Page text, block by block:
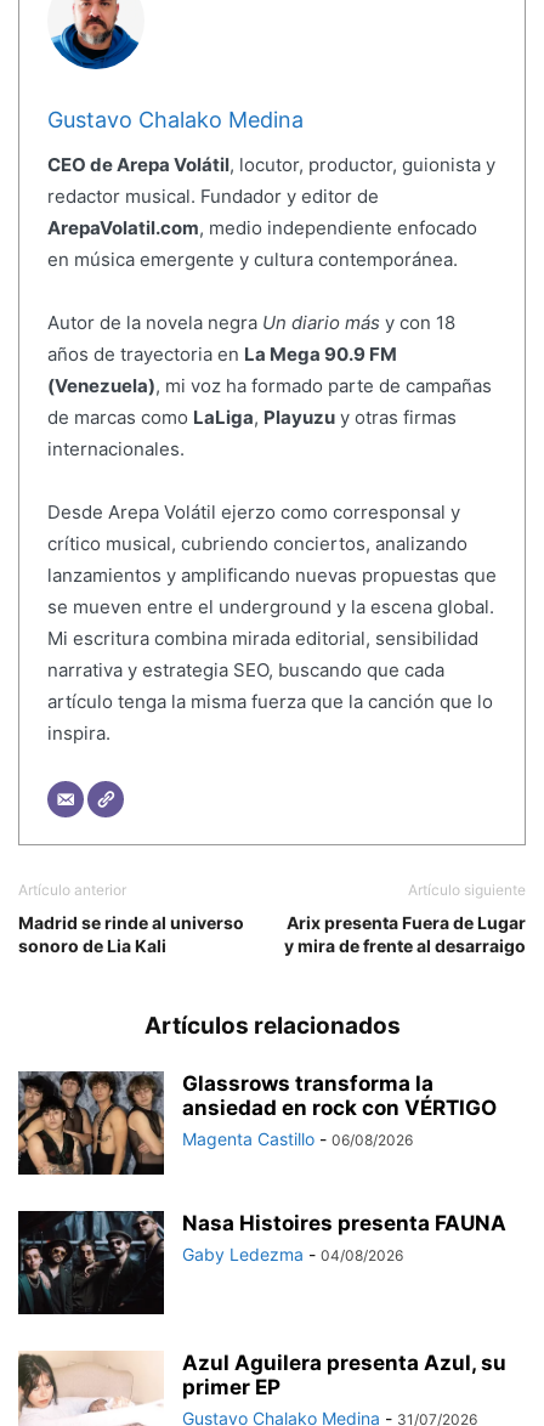
Gustavo Chalako Medina
CEO de Arepa Volátil, locutor, productor, guionista y
redactor musical. Fundador y editor de
ArepaVolatil.com, medio independiente enfocado
en música emergente y cultura contemporánea.
Autor de la novela negra Un diario más y con 18
años de trayectoria en La Mega 90.9 FM
(Venezuela), mi voz ha formado parte de campañas
de marcas como LaLiga, Playuzuy otras firmas
internacionales.
Desde Arepa Volátil ejerzo como corresponsal y
crítico musical, cubriendo conciertos, analizando
lanzamientos y amplificando nuevas propuestas que
se mueven entre el underground y la escena global.
Mi escritura combina mirada editorial, sensibilidad
narrativa y estrategia SEO, buscando que cada
artículo tenga la misma fuerza que la canción que lo
inspira.
Artículo anterior
Madrid se rinde al universo
sonoro de Lia Kali
Artículo siguiente
Arix presenta Fuera de Lugar
y mira de frente al desarraigo
Artículos relacionados
Glassrows transforma la
ansiedad en rock con VÉRTIGO
Magenta Castillo - 06/08/2026
Nasa Histoires presenta FAUNA
Gaby Ledezma - 04/08/2026
Azul Aguilera presenta Azul, su
primer EP
Gustavo Chalako Medina - 31/07/2026